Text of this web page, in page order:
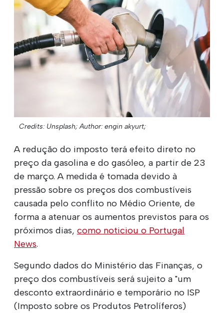
Credits: Unsplash; Author: engin akyurt;
A redução do imposto terá efeito direto no
preço da gasolina e do gasóleo, a partir de 23
de março. A medida é tomada devido à
pressão sobre os preços dos combustíveis
causada pelo conflito no Médio Oriente, de
forma a atenuar os aumentos previstos para os
próximos dias, como noticiou o Portugal
News.
Segundo dados do Ministério das Finanças, o
preço dos combustíveis será sujeito a "um
desconto extraordinário e temporário no ISP
(Imposto sobre os Produtos Petrolíferos)